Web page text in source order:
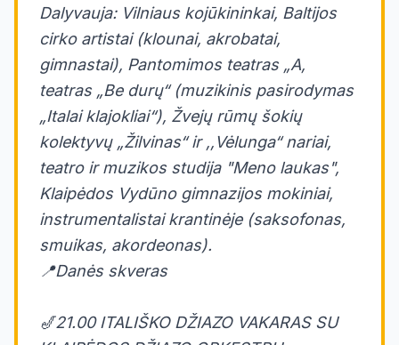
Dalyvauja: Vilniaus kojūkininkai, Baltijos
cirko artistai (klounai, akrobatai,
gimnastai), Pantomimos teatras „A,
teatras „Be durų“ (muzikinis pasirodymas
„Italai klajokliai“), Žvejų rūmų šokių
kolektyvų „Žilvinas“ ir ,,Vėlunga“ nariai,
teatro ir muzikos studija "Meno laukas",
Klaipėdos Vydūno gimnazijos mokiniai,
instrumentalistai krantinėje (saksofonas,
smuikas, akordeonas).
📍Danės skveras
🎷21.00 ITALIŠKO DŽIAZO VAKARAS SU